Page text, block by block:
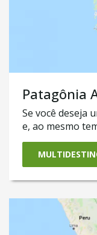
Patagônia
Se você deseja
e, ao mesmo
principais
optou pelo
oportunidade
inesquecível
conhecer o
Ushuaia, no